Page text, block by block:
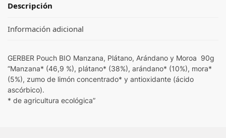
Descripción
Información adicional
GERBER Pouch BIO Manzana, Plátano, Arándano y Moroa 90g
“Manzana* (46,9 %), plátano* (38%), arándano* (10%), mora*
(5%), zumo de limón concentrado* y antioxidante (ácido
ascórbico).
* de agricultura ecológica”